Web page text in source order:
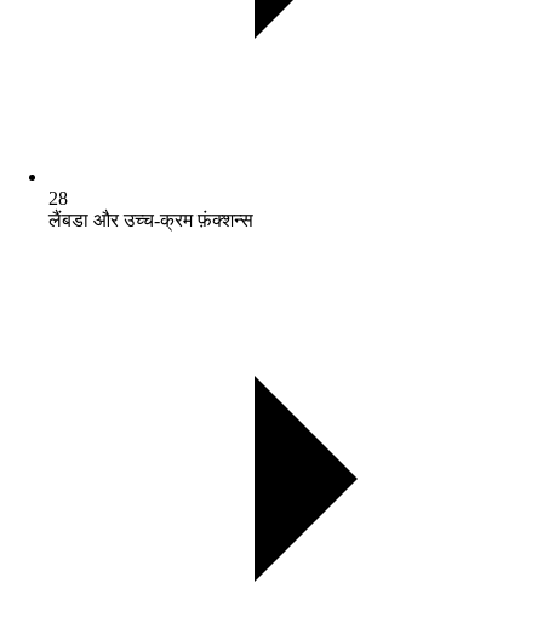
28
लैंबडा और उच्च-क्रम फ़ंक्शन्स